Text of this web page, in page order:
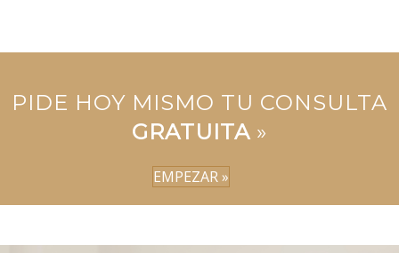
PIDE HOY MISMO TU CONSULTA
GRATUITA»
EMPEZAR »